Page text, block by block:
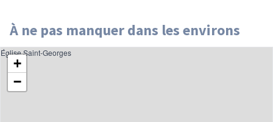
À ne pas manquer dans les environs
+
−
Église Saint-Georges